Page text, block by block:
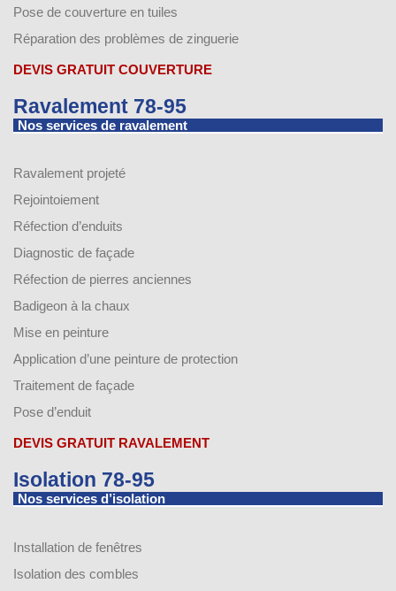
Pose de couverture en tuiles
Réparation des problèmes de zinguerie
DEVIS GRATUIT COUVERTURE
Ravalement 78-95
Nos services de ravalement
Ravalement projeté
Rejointoiement
Réfection d’enduits
Diagnostic de façade
Réfection de pierres anciennes
Badigeon à la chaux
Mise en peinture
Application d’une peinture de protection
Traitement de façade
Pose d’enduit
DEVIS GRATUIT RAVALEMENT
Isolation 78-95
Nos services d’isolation
Installation de fenêtres
Isolation des combles